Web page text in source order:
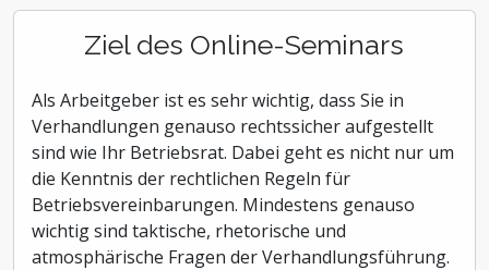
Ziel des Online-Seminars
Als Arbeitgeber ist es sehr wichtig, dass Sie in
Verhandlungen genauso rechtssicher aufgestellt
sind wie Ihr Betriebsrat. Dabei geht es nicht nur um
die Kenntnis der rechtlichen Regeln für
Betriebsvereinbarungen. Mindestens genauso
wichtig sind taktische, rhetorische und
atmosphärische Fragen der Verhandlungsführung.